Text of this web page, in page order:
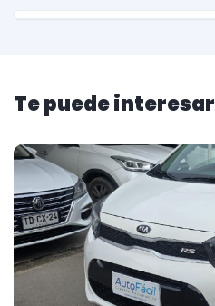
Te puede interesar